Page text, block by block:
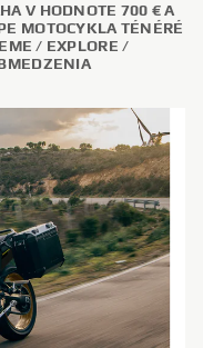
V HODNOTE 700 € A
MOTOCYKLA TÉNÉRÉ
/ EXPLORE /